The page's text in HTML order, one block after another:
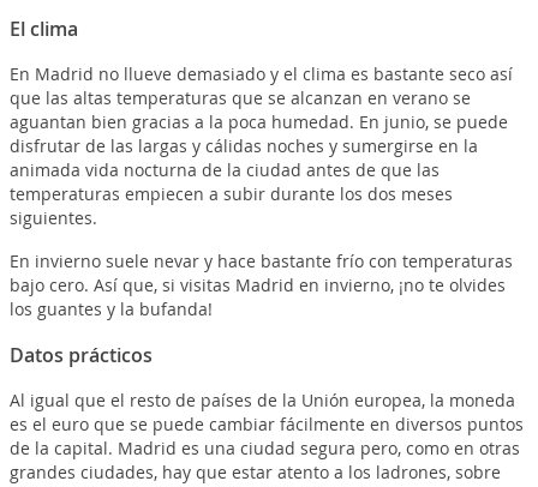
El clima
En Madrid no llueve demasiado y el clima es bastante seco así
que las altas temperaturas que se alcanzan en verano se
aguantan bien gracias a la poca humedad. En junio, se puede
disfrutar de las largas y cálidas noches y sumergirse en la
animada vida nocturna de la ciudad antes de que las
temperaturas empiecen a subir durante los dos meses
siguientes.
En invierno suele nevar y hace bastante frío con temperaturas
bajo cero. Así que, si visitas Madrid en invierno, ¡no te olvides
los guantes y la bufanda!
Datos prácticos
Al igual que el resto de países de la Unión europea, la moneda
es el euro que se puede cambiar fácilmente en diversos puntos
de la capital. Madrid es una ciudad segura pero, como en otras
grandes ciudades, hay que estar atento a los ladrones, sobre